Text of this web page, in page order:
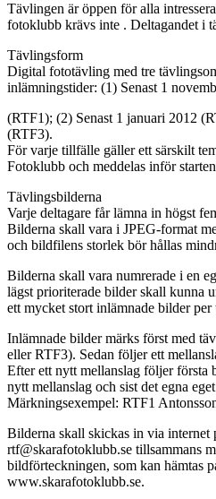
Tävlingen är öppen för alla
fotoklubb krävs inte . Deltagandet i
Tävlingsform
Digital fototävling med tre
inlämningstider: (1) Senast 1
(RTF1); (2) Senast 1 januari 2012
(RTF3).
För varje tillfälle gäller ett särskilt
Fotoklubb och meddelas inför
Tävlingsbilderna
Varje deltagare får lämna in högst
Bilderna skall vara i JPEG-format
och bildfilens storlek bör hållas
Bilderna skall vara numrerade i en
lägst prioriterade bilder skall kunna
ett mycket stort inlämnade bilder per
Inlämnade bilder märks först med
eller RTF3). Sedan följer ett
Efter ett nytt mellanslag följer första
nytt mellanslag och sist det egna
Märkningsexempel: RTF1
Bilderna skall skickas in via internet
rtf@skarafotoklubb.se tillsammans
bildförteckningen, som kan hämtas
www.skarafotoklubb.se.